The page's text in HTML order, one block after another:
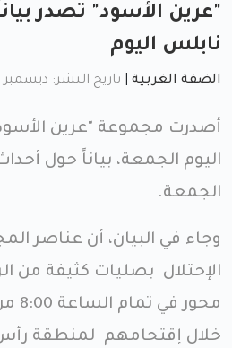
"عرين الأسود" تُصدر
نابلس اليوم
الضفة الغربية تاريخ النشر: ديسمبر 2, 2022, 11:08 م
أصدرت مجموعة "عرين
اليوم الجمعة، بياناً حول
الجمعة.
وجاء في البيان، أن عناصر
الإحتلال بصليات كثيفة من
خلال إقتحامهم لمنطقة